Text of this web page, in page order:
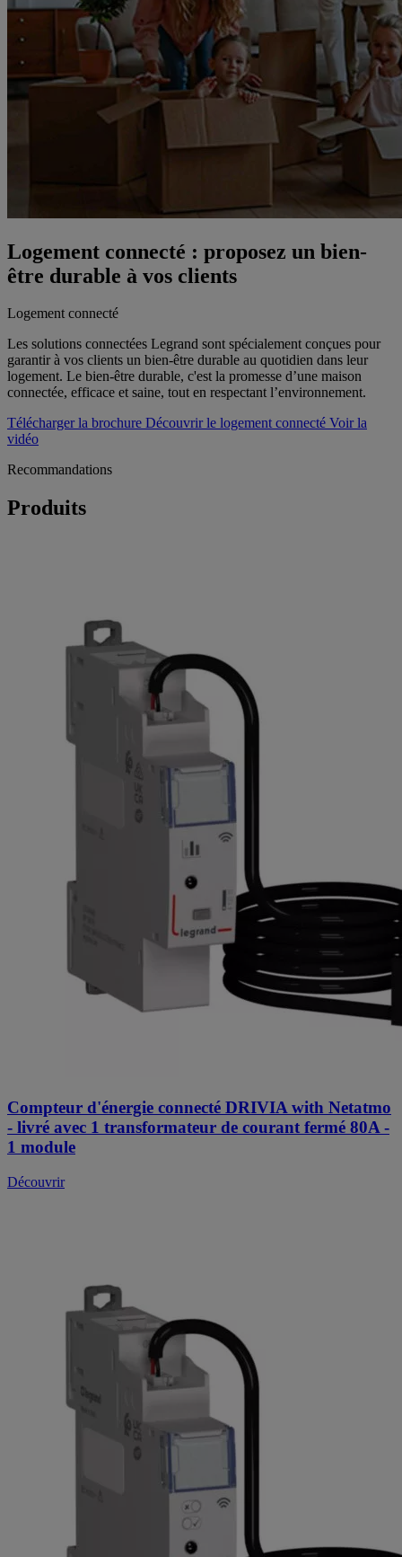
Logement connecté : proposez un bien-
être durable à vos clients
Logement connecté
Les solutions connectées Legrand sont spécialement conçues pour
garantir à vos clients un bien-être durable au quotidien dans leur
logement. Le bien-être durable, c'est la promesse d’une maison
connectée, efficace et saine, tout en respectant l’environnement.
Télécharger la brochure Découvrir le logement connecté Voir la
vidéo
Recommandations
Produits
Compteur d'énergie connecté DRIVIA with Netatmo
- livré avec 1 transformateur de courant fermé 80A -
1 module
Découvrir